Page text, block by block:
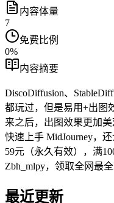
内容体量
7
免费比例
0%
内容摘要
DiscoDiffusion、
都玩过，但是易用+出图
来之后，出图效果更加
快速上手 MidJourney，
59元（永久有效），满
Zbh_mlpy，领取全网最
最近更新